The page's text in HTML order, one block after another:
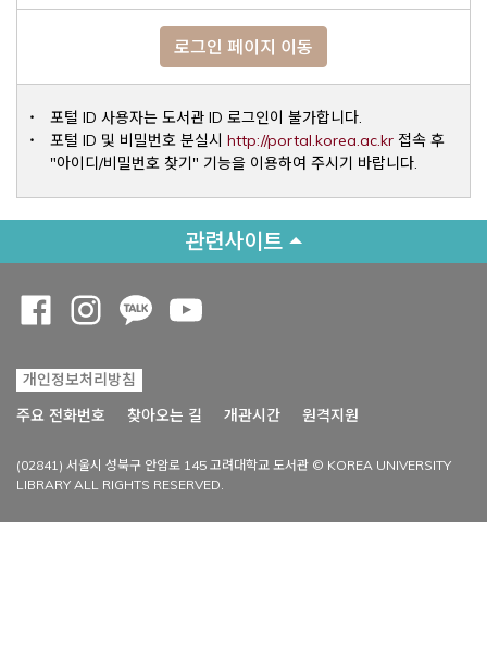
로그인 페이지 이동
포털 ID 사용자는 도서관 ID 로그인이 불가합니다.
포털 ID 및 비밀번호 분실시 http://portal.korea.ac.krOpens a
접속 후
"아이디/비밀번호 찾기" 기능을 이용하여 주시기 바랍니다.
관련사이트
개인정보처리방침
주요 전화번호
찾아오는 길 개관시간 원격지원
(02841) 서울시 성북구 안암로 145 고려대학교 도서관 © KOREA UNIVERSITY
LIBRARY ALL RIGHTS RESERVED.
Opens a new window
Opens a new window
Opens a new window